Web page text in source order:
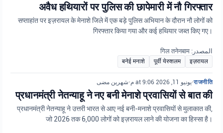
अवैध हथियारों पर पुलिस की छापेमारी में नौ गिरफ्तार
सप्ताहांत पर इज़रायल के मेनाशे जिले में एक बड़े पुलिस अभियान के दौरान नौ लोगों को
गिरफ्तार किया गया और कई हथियार जब्त किए गए।
المصدر: गिल तनेनबाम
इज़रायल
पूर्वी येरुशलम
बनेई मनाशे
राजनीति
•يونيو 11, 2026 at 9:06 م •شهرين مضى
प्रधानमंत्री नेतन्याहू ने नए बनी मेनाशे प्रवासियों से बात की
प्रधानमंत्री नेतन्याहू ने उत्तरी भारत से आए नई बनी-मनाशे प्रवासियों से मुलाकात की,
जो 2026 तक 6,000 लोगों को इज़रायल लाने की योजना का हिस्सा है।